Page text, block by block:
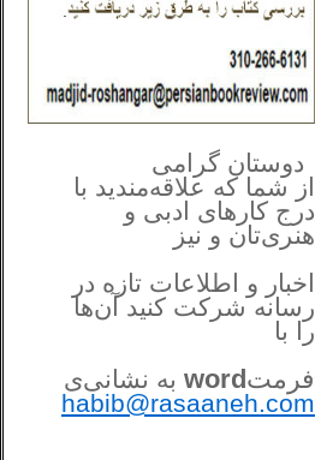
دوستان گرامی
از شما که علاقه‌مندید با
درج کارهای‌ ادبی و
هنری‌تان و نیز
اخبار و اطلاعات تازه در
رسانه شرکت کنید آن‌ها
را با
فرمتword به نشانی‌ی
habib@rasaaneh.com